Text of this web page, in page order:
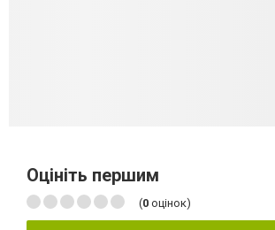
Оцініть першим
(0 оцінок)